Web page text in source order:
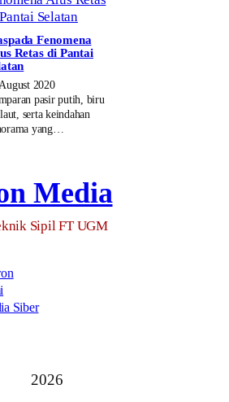
Fenomena
Retas di Pantai
2020
pasir putih, biru
serta keindahan
yang…
Media
Sipil FT UGM
Siber
2026